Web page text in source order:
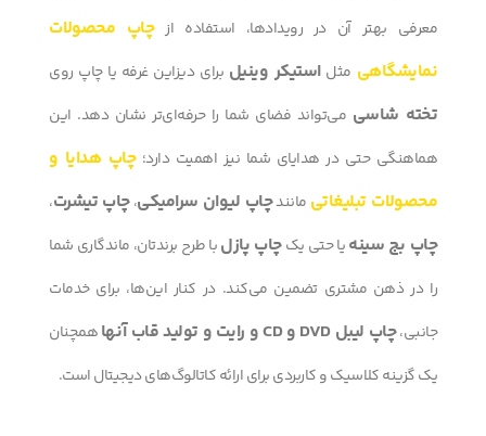
معرفی بهتر آن در رویدادها، استفاده ازچاپ محصولات
نمایشگاهی مثلاستیکر وینیل برای دیزاین غرفه یا چاپ روی
تخته شاسی می‌تواند فضای شما را حرفه‌ای‌تر نشان دهد. این
هماهنگی حتی در هدایای شما نیز اهمیت دارد؛چاپ هدایا و
محصولات تبلیغاتی مانندچاپ لیوان سرامیکی،چاپ تیشرت،
چاپ بج سینهیا حتی یکچاپ پازلبا طرح برندتان، ماندگاری شما
را در ذهن مشتری تضمین می‌کند. در کنار این‌ها، برای خدمات
جانبی،چاپ لیبل DVD و CD و رایت و تولید قاب آنها
همچنان
یک گزینه کلاسیک و کاربردی برای ارائه کاتالوگ‌های دیجیتال است.